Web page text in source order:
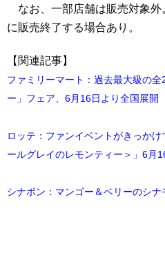
なお、一部店舗は販売対象外
に販売終了する場合あり。
【関連記事】
ファミリーマート：過去最大級の
ー」フェア、6月16日より全国展開
ロッテ：ファンイベントがきっか
ールグレイのレモンティー＞」6月
シナボン：マンゴー＆ベリーのシ